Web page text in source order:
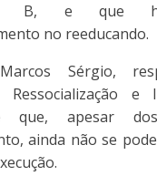
B, e que
no reeducando.
Sérgio,
Ressocialização e
que, apesar
ainda não se